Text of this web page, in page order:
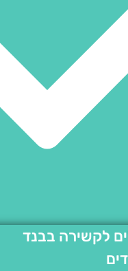
לקשירה בבנד